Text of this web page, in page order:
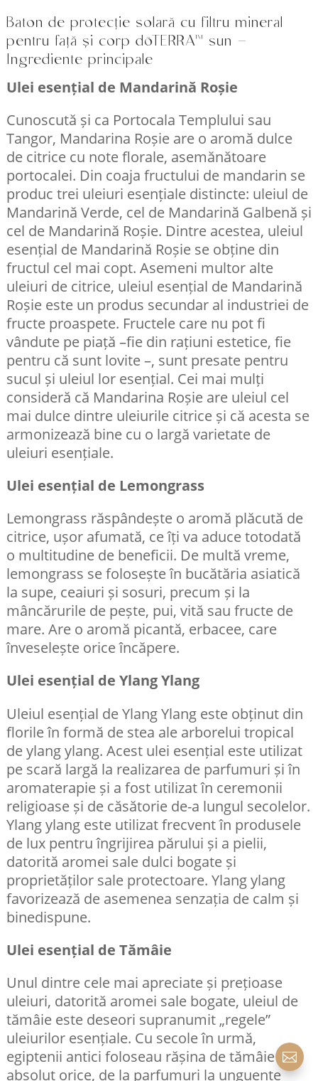
Baton de protecție solară cu filtru mineral
pentru față și corp dōTERRA™ sun –
Ingrediente principale
Ulei esențial de Mandarină Roșie
Cunoscută și ca Portocala Templului sau
Tangor, Mandarina Roșie are o aromă dulce
de citrice cu note florale, asemănătoare
portocalei. Din coaja fructului de mandarin se
produc trei uleiuri esențiale distincte: uleiul de
Mandarină Verde, cel de Mandarină Galbenă și
cel de Mandarină Roșie. Dintre acestea, uleiul
esențial de Mandarină Roșie se obține din
fructul cel mai copt. Asemeni multor alte
uleiuri de citrice, uleiul esențial de Mandarină
Roșie este un produs secundar al industriei de
fructe proaspete. Fructele care nu pot fi
vândute pe piață –fie din rațiuni estetice, fie
pentru că sunt lovite –, sunt presate pentru
sucul și uleiul lor esențial. Cei mai mulți
consideră că Mandarina Roșie are uleiul cel
mai dulce dintre uleiurile citrice și că acesta se
armonizează bine cu o largă varietate de
uleiuri esențiale.
Ulei esențial de Lemongrass
Lemongrass răspândește o aromă plăcută de
citrice, ușor afumată, ce îți va aduce totodată
o multitudine de beneficii. De multă vreme,
lemongrass se folosește în bucătăria asiatică
la supe, ceaiuri și sosuri, precum și la
mâncărurile de pește, pui, vită sau fructe de
mare. Are o aromă picantă, erbacee, care
înveselește orice încăpere.
Ulei esențial de Ylang Ylang
Uleiul esențial de Ylang Ylang este obținut din
florile în formă de stea ale arborelui tropical
de ylang ylang. Acest ulei esențial este utilizat
pe scară largă la realizarea de parfumuri și în
aromaterapie și a fost utilizat în ceremonii
religioase și de căsătorie de-a lungul secolelor.
Ylang ylang este utilizat frecvent în produsele
de lux pentru îngrijirea părului și a pielii,
datorită aromei sale dulci bogate și
proprietăților sale protectoare. Ylang ylang
favorizează de asemenea senzația de calm și
binedispune.
Ulei esențial de Tămâie
Unul dintre cele mai apreciate și prețioase
uleiuri, datorită aromei sale bogate, uleiul de
tămâie este deseori supranumit „regele”
uleiurilor esențiale. Cu secole în urmă,
egiptenii antici foloseau rășina de tămâie la
absolut orice, de la parfumuri la unguente
